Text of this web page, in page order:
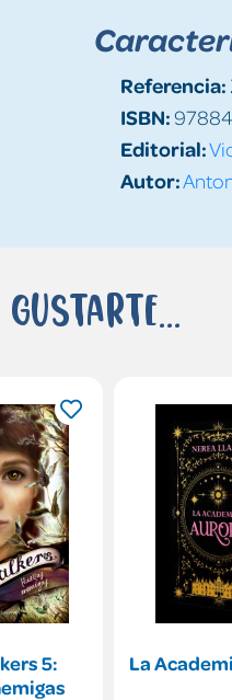
Referencia:
ISBN:
Editorial:
Autor:
5:
La